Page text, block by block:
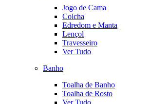
Jogo de Cama
Colcha
Edredom e Manta
Lençol
Travesseiro
Ver Tudo
Banho
Toalha de Banho
Toalha de Rosto